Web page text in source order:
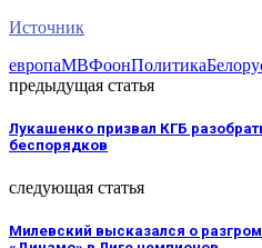
Источник
европаМВФоонПолитика
предыдущая статья
Лукашенко призвал КГБ
беспорядков
следующая статья
Милевский высказался о